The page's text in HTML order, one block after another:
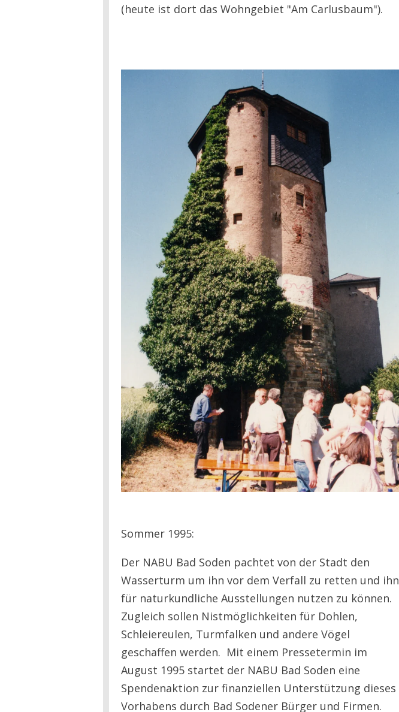
(heute ist dort das Wohngebiet "Am Carlusbaum").
Sommer 1995:
Der NABU Bad Soden pachtet von der Stadt den
Wasserturm um ihn vor dem Verfall zu retten und ihn
für naturkundliche Ausstellungen nutzen zu können.
Zugleich sollen Nistmöglichkeiten für Dohlen,
Schleiereulen, Turmfalken und andere Vögel
geschaffen werden. Mit einem Pressetermin im
August 1995 startet der NABU Bad Soden eine
Spendenaktion zur finanziellen Unterstützung dieses
Vorhabens durch Bad Sodener Bürger und Firmen.